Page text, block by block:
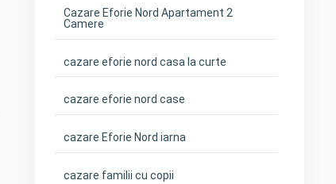
Cazare Eforie Nord Apartament 2
Camere
cazare eforie nord casa la curte
cazare eforie nord case
cazare Eforie Nord iarna
cazare familii cu copii